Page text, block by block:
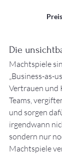
Die
Machtspiele
„Business-as-
Vertrauen und
Teams,
und sorgen
irgendwann
sondern nur
Machtspiele